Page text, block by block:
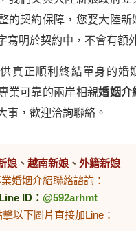
的契約保障，您娶大陸新
寫明於契約中，不會有額
真正順利終結單身的婚
業可靠的兩岸相親婚姻介
事，歡迎洽詢聯絡。
娘、 越南新娘、 外籍新娘
婚姻介紹聯絡諮詢：
Line ID： @592arhmt
擊以下圖片直接加Line：